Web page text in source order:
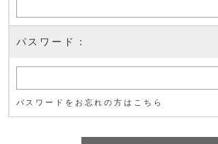
パスワード：
パスワードをお忘れの方はこちら